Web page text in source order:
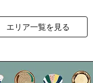
エリア一覧を見る